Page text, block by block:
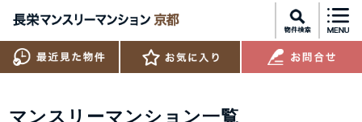
マンスリーマンション一覧